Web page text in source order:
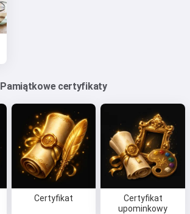
Pamiątkowe certyfikaty
Certyfikat
Certyfikat
upominkowy